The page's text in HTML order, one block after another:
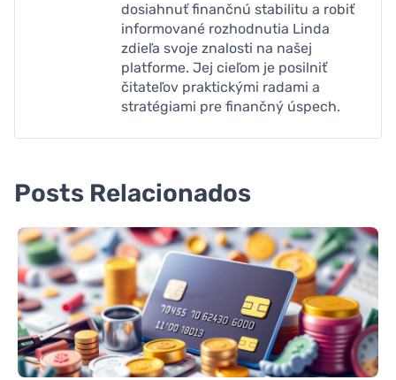
dosiahnuť finančnú stabilitu a robiť
informované rozhodnutia Linda
zdieľa svoje znalosti na našej
platforme. Jej cieľom je posilniť
čitateľov praktickými radami a
stratégiami pre finančný úspech.
Posts Relacionados